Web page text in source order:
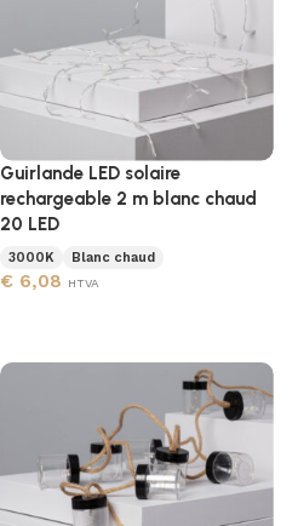
Guirlande LED solaire
rechargeable 2 m blanc chaud
20 LED
3000K Blanc chaud
€ 6,08 HTVA